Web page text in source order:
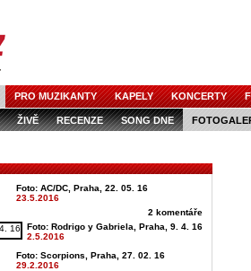
PRO MUZIKANTY KAPELY KONCERTY
ŽIVĚ RECENZE SONG DNE
Foto: AC/DC, Praha, 22. 05. 16
23.5.2016
2 komentáře
Foto: Rodrigo y Gabriela, Praha, 9. 4. 16
2.5.2016
Foto: Scorpions, Praha, 27. 02. 16
29.2.2016